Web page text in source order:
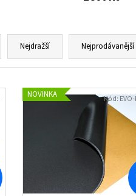
Nejdražší Nejprodávanější
NOVINKA Kód: